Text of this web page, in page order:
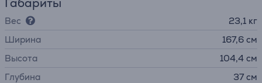
Вес
23,1 кг
Ширина
167,6 см
Высота
104,4 см
Глубина
37 см